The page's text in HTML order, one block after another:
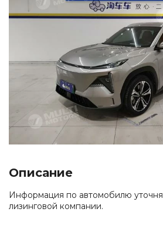
Описание
Информация по автомобилю
лизинговой компании.